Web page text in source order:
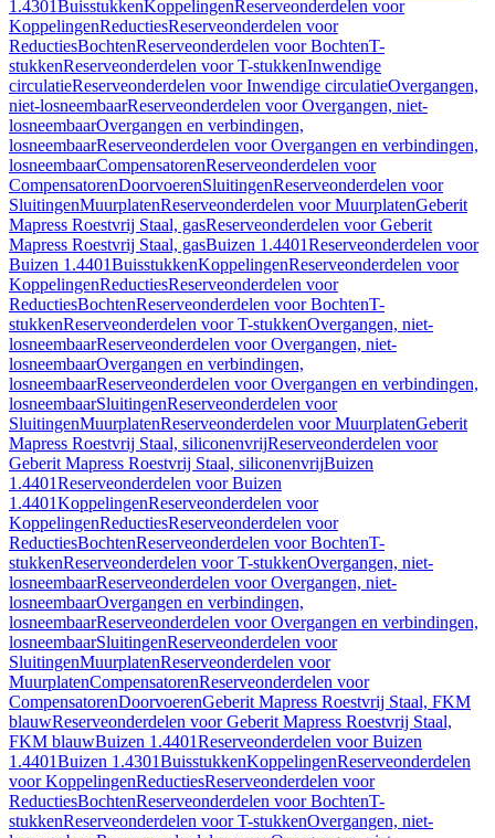
1.4301BuisstukkenKoppelingenReserveonderdelen voor
KoppelingenReductiesReserveonderdelen voor
ReductiesBochtenReserveonderdelen voor BochtenT-
stukkenReserveonderdelen voor T-stukkenInwendige
circulatieReserveonderdelen voor Inwendige circulatieOvergangen,
niet-losneembaarReserveonderdelen voor Overgangen, niet-
losneembaarOvergangen en verbindingen,
losneembaarReserveonderdelen voor Overgangen en verbindingen,
losneembaarCompensatorenReserveonderdelen voor
CompensatorenDoorvoerenSluitingenReserveonderdelen voor
SluitingenMuurplatenReserveonderdelen voor MuurplatenGeberit
Mapress Roestvrij Staal, gasReserveonderdelen voor Geberit
Mapress Roestvrij Staal, gasBuizen 1.4401Reserveonderdelen voor
Buizen 1.4401BuisstukkenKoppelingenReserveonderdelen voor
KoppelingenReductiesReserveonderdelen voor
ReductiesBochtenReserveonderdelen voor BochtenT-
stukkenReserveonderdelen voor T-stukkenOvergangen, niet-
losneembaarReserveonderdelen voor Overgangen, niet-
losneembaarOvergangen en verbindingen,
losneembaarReserveonderdelen voor Overgangen en verbindingen,
losneembaarSluitingenReserveonderdelen voor
SluitingenMuurplatenReserveonderdelen voor MuurplatenGeberit
Mapress Roestvrij Staal, siliconenvrijReserveonderdelen voor
Geberit Mapress Roestvrij Staal, siliconenvrijBuizen
1.4401Reserveonderdelen voor Buizen
1.4401KoppelingenReserveonderdelen voor
KoppelingenReductiesReserveonderdelen voor
ReductiesBochtenReserveonderdelen voor BochtenT-
stukkenReserveonderdelen voor T-stukkenOvergangen, niet-
losneembaarReserveonderdelen voor Overgangen, niet-
losneembaarOvergangen en verbindingen,
losneembaarReserveonderdelen voor Overgangen en verbindingen,
losneembaarSluitingenReserveonderdelen voor
SluitingenMuurplatenReserveonderdelen voor
MuurplatenCompensatorenReserveonderdelen voor
CompensatorenDoorvoerenGeberit Mapress Roestvrij Staal, FKM
blauwReserveonderdelen voor Geberit Mapress Roestvrij Staal,
FKM blauwBuizen 1.4401Reserveonderdelen voor Buizen
1.4401Buizen 1.4301BuisstukkenKoppelingenReserveonderdelen
voor KoppelingenReductiesReserveonderdelen voor
ReductiesBochtenReserveonderdelen voor BochtenT-
stukkenReserveonderdelen voor T-stukkenOvergangen, niet-